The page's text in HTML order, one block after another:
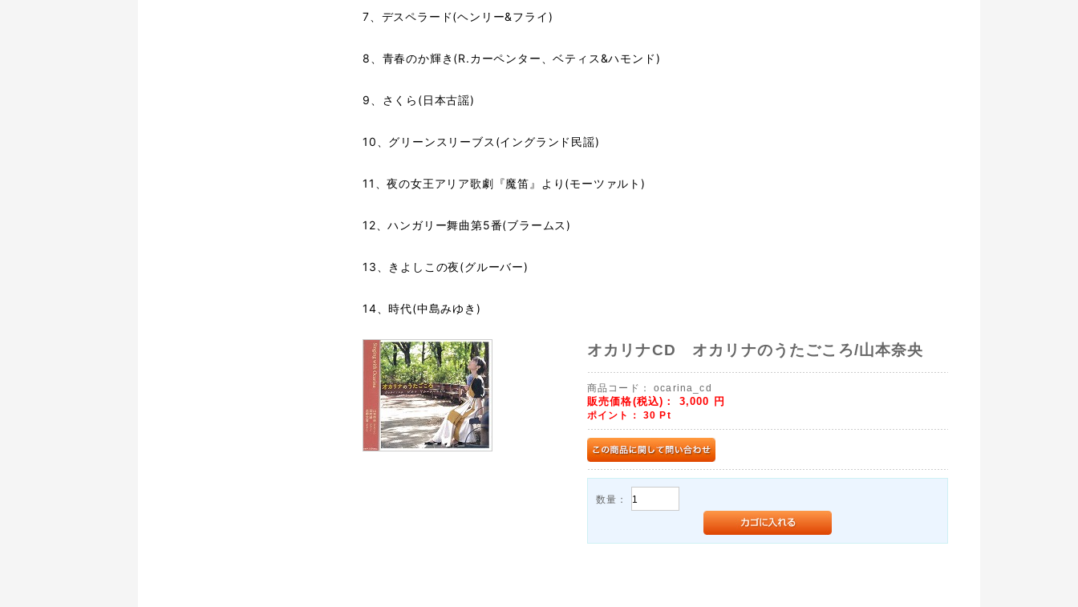
7、デスペラード(ヘンリー&フライ)
8、青春のか輝き(R.カーペンター、ベティス&ハモンド)
9、さくら(日本古謡)
10、グリーンスリーブス(イングランド民謡)
11、夜の女王アリア歌劇『魔笛』より(モーツァルト)
12、ハンガリー舞曲第5番(ブラームス)
13、きよしこの夜(グルーバー)
14、時代(中島みゆき)
オカリナCD オカリナのうたごころ/山本奈央
商品コード： ocarina_cd
販売価格(税込)： 3,000 円
ポイント： 30 Pt
数量：